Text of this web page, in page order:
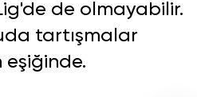
de olmayabilir.
tartışmalar
eşiğinde.